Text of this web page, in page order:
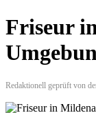
Friseur
Redaktionell geprüft von